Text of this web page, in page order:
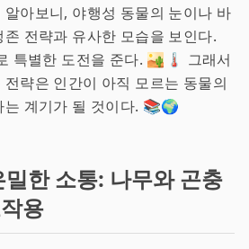
아보니, 야행성 동물의 눈이나 바
전략과 유사한 모습을 보인다.
특별한 도전을 준다. 🏜️🌡️ 그래서
략은 인간이 아직 모르는 동물의
는 계기가 될 것이다. 📚🌍
한 소통: 나무와 곤충
용